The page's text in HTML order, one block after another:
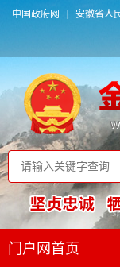
中国政府网 安徽省人
门户网首页